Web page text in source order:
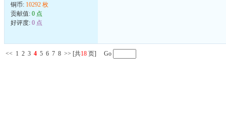
铜币: 10292 枚
贡献值: 0 点
好评度: 0 点
<< 1 2 3 4 5 6 7 8 >> [共18 页] Go